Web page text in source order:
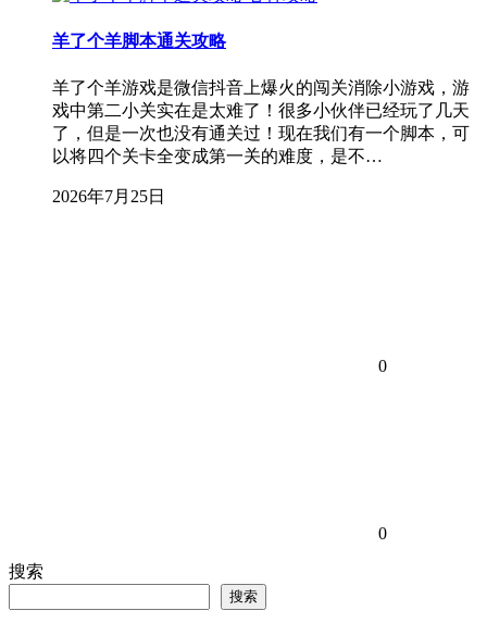
羊了个羊脚本通关攻略
羊了个羊游戏是微信抖音上爆火的闯关消除小游戏，游
戏中第二小关实在是太难了！很多小伙伴已经玩了几天
了，但是一次也没有通关过！现在我们有一个脚本，可
以将四个关卡全变成第一关的难度，是不…
2026年7月25日
0
0
搜索
搜索